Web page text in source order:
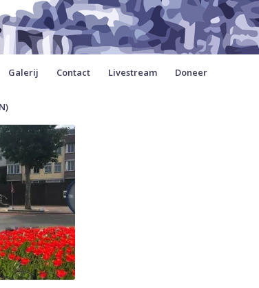
Galerij Contact Livestream Doneer